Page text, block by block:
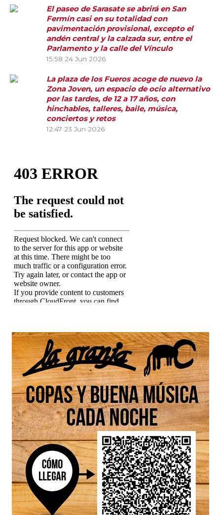
El paseo de Sarasate se abrirá en San
Fermín casi en su totalidad con
pavimentación provisional, excepto el
andén central y la calzada sur, entre el
Parlamento y la calle del Vínculo
15:58 24 Jun 2026
La plaza de los Fueros acoge de nuevo la
Zona Joven, un espacio de ocio alternativo
por las tardes, de 12 a 17 años, con
hinchables, talleres, baile, música,
conciertos y retos
12:47 23 Jun 2026